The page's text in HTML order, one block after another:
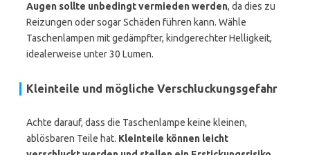
Augen sollte unbedingt vermieden werden, da dies zu
Reizungen oder sogar Schäden führen kann. Wähle
Taschenlampen mit gedämpfter, kindgerechter Helligkeit,
idealerweise unter 30 Lumen.
Kleinteile und mögliche Verschluckungsgefahr
Achte darauf, dass die Taschenlampe keine kleinen,
ablösbaren Teile hat. Kleinteile können leicht